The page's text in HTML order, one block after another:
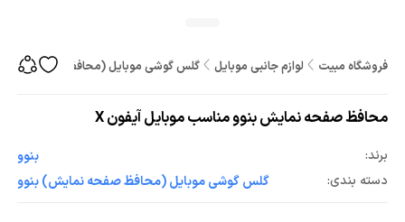
فروشگاه مبیت لوازم جانبی موبایل گلس گوشی موبایل (محافظ صفحه
محافظ صفحه نمایش بنوو مناسب موبایل آیفون X
برند:
بنوو
دسته بندی:
گلس گوشی موبایل (محافظ صفحه نمایش) بنوو